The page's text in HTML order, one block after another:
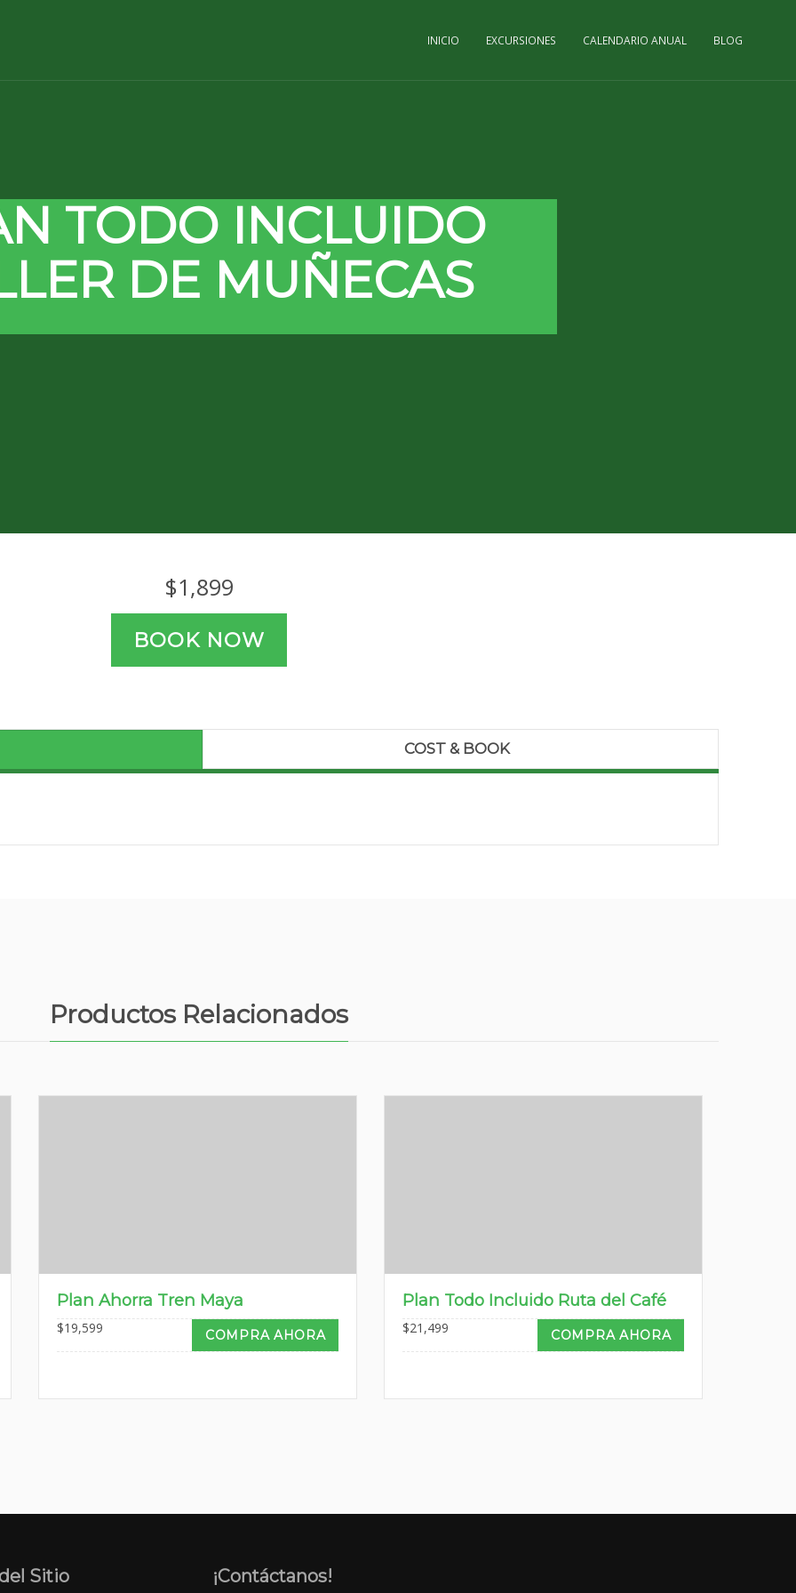
INICIO EXCURSIONES CALENDARIO ANUAL BLOG
TODO INCLUIDO
DE MUÑECAS
$1,899
BOOK NOW
COST & BOOK
Productos Relacionados
Plan Ahorra Tren Maya
$19,599 COMPRA AHORA
Plan Todo Incluido Ruta del Café
$21,499 COMPRA AHORA
Sitio ¡Contáctanos!